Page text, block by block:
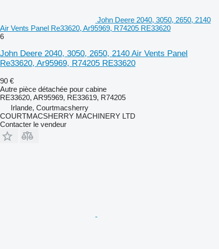
John Deere 2040, 3050, 2650, 2140
Air Vents Panel Re33620, Ar95969, R74205 RE33620
6
John Deere 2040, 3050, 2650, 2140 Air Vents Panel
Re33620, Ar95969, R74205 RE33620
90 €
Autre pièce détachée pour cabine
RE33620, AR95969, RE33619, R74205
Irlande, Courtmacsherry
COURTMACSHERRY MACHINERY LTD
Contacter le vendeur